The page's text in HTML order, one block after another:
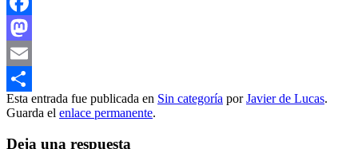
Facebook
Mastodon
Email
Compartir
Esta entrada fue publicada en Sin categoría porJavier de Lucas.
Guarda el enlace permanente.
Deja una respuesta